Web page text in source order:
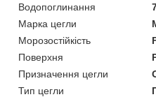
Водопоглинання
Марка цегли
Морозостійкість
Поверхня
Призначення цегли
Тип цегли